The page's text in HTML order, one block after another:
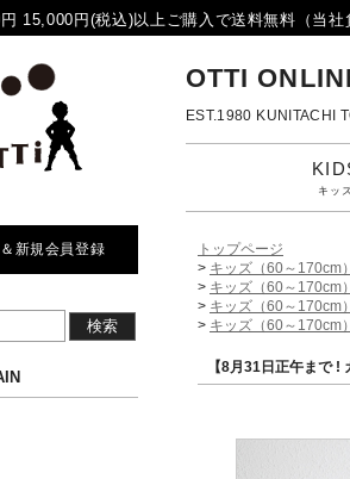
15,000円(税込)以上ご購入で送料無料（当
OTTI
EST.1980 KUNITACHI
キッ
新規会員登録
トップページ
> キッズ（60～170cm
> キッズ（60～170cm
> キッズ（60～170cm
> キッズ（60～170cm
【8月31日正午まで